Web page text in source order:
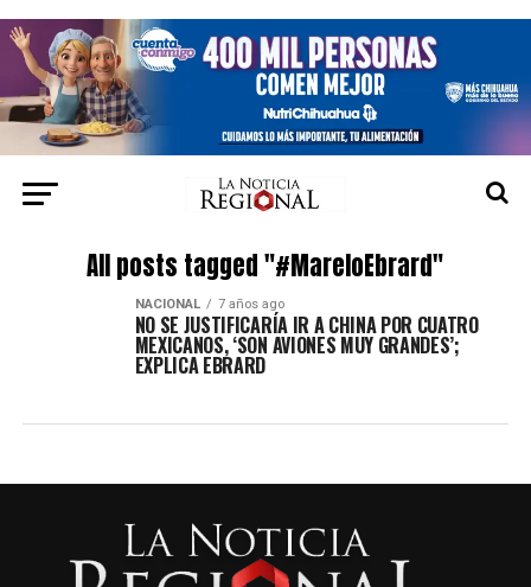
All posts tagged "#MareloEbrard"
NACIONAL 7 años ago
NO SE JUSTIFICARÍA IR A CHINA POR CUATRO
MEXICANOS, ‘SON AVIONES MUY GRANDES’;
EXPLICA EBRARD